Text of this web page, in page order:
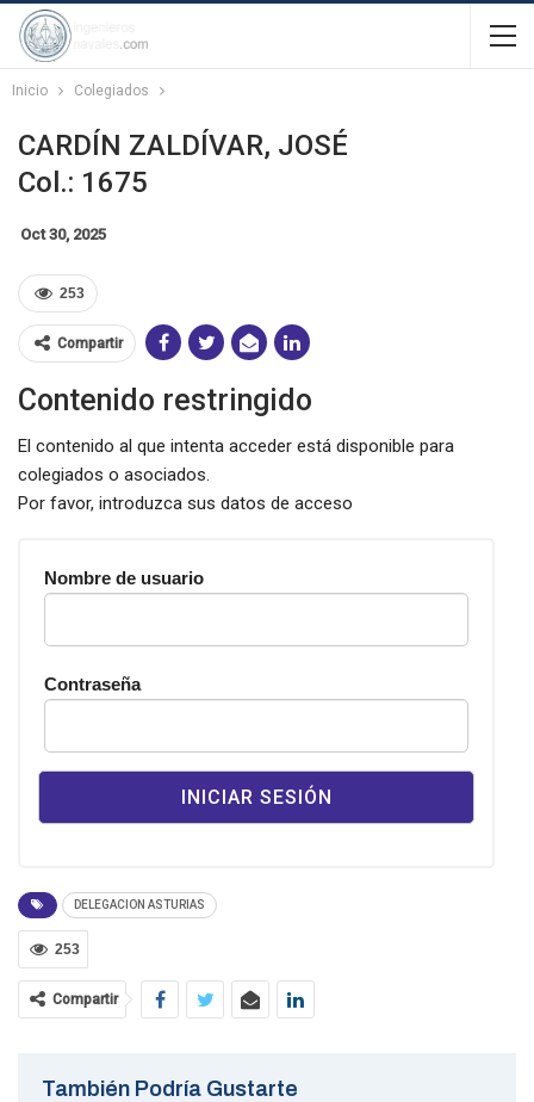
Inicio Colegiados
CARDÍN ZALDÍVAR, JOSÉ
Col.: 1675
Oct 30, 2025
253
Compartir
Contenido restringido
El contenido al que intenta acceder está disponible para
colegiados o asociados.
Por favor, introduzca sus datos de acceso
Nombre de usuario
Contraseña
DELEGACION ASTURIAS
253
Compartir
También Podría Gustarte